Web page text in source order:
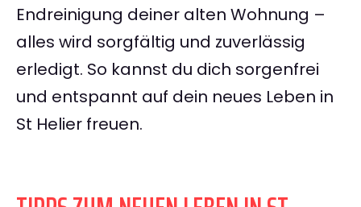
Endreinigung deiner alten Wohnung –
alles wird sorgfältig und zuverlässig
erledigt. So kannst du dich sorgenfrei
und entspannt auf dein neues Leben in
St Helier freuen.